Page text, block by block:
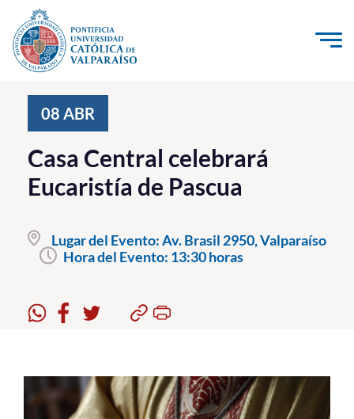
Click acá para ir directamente al contenido
Investigación, Creación e Innovación
PUCV Internacional
Vinculación con el Medio
Admisión
Postgrado
Estudiantes
08 ABR
Casa Central celebrará
Eucaristía de Pascua
Lugar del Evento:Av. Brasil 2950, Valparaíso
Hora del Evento: 13:30 horas